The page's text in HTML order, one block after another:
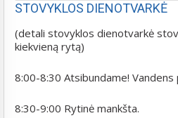
STOVYKLOS DIENOTVARKĖ
(detali stovyklos dienotvarkė
kiekvieną rytą)
8:00-8:30 Atsibundame!
8:30-9:00 Rytinė mankšta.